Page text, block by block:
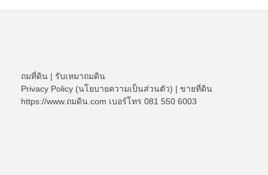
ถมที่ดิน | รับเหมาถมดิน
Privacy Policy (นโยบายความเป็นส่วนตัว) | ขายที่ดิน
https://www.ถมดิน.com เบอร์โทร 081 550 6003